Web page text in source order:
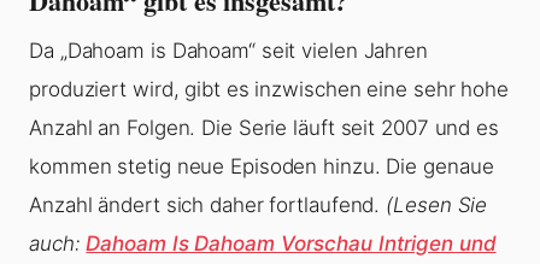
Da „Dahoam is Dahoam“ seit vielen Jahren
produziert wird, gibt es inzwischen eine sehr hohe
Anzahl an Folgen. Die Serie läuft seit 2007 und es
kommen stetig neue Episoden hinzu. Die genaue
Anzahl ändert sich daher fortlaufend. (Lesen Sie
auch:Dahoam Is Dahoam Vorschau Intrigen und